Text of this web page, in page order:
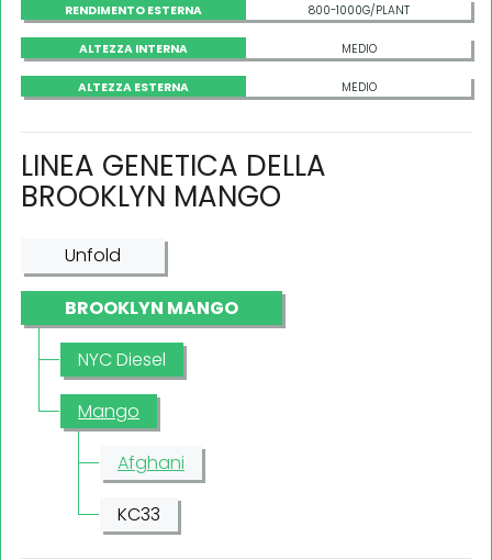
RENDIMENTO ESTERNA 800-1000G/PLANT
ALTEZZA INTERNA MEDIO
ALTEZZA ESTERNA MEDIO
LINEA GENETICA DELLA
BROOKLYN MANGO
Unfold
BROOKLYN MANGO
NYC Diesel
Mango
Afghani
KC33